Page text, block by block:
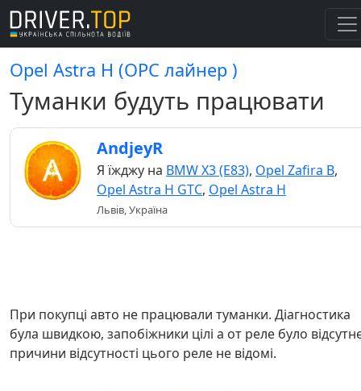
Opel Astra H (OPC лайнер )
Туманки будуть працювати
AndjeyR
Я їжджу на BMW X3 (E83), Opel Zafira B,
Opel Astra H GTC, Opel Astra H
Львів, Україна
При покупці авто не працювали туманки. Діагностика
була швидкою, запобіжники цілі а от реле було
причини відсутності цього реле не відомі.